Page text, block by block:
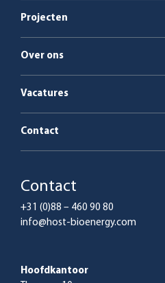
Projecten
Over ons
Vacatures
Contact
Contact
+31 (0)88 – 460 90 80
info@host-bioenergy.com
Hoofdkantoor